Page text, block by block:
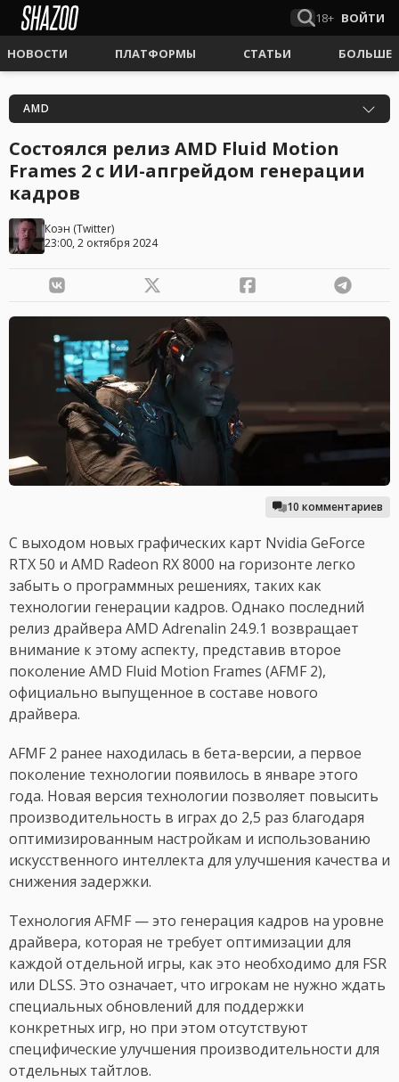
18+ ВОЙТИ
НОВОСТИ ПЛАТФОРМЫ СТАТЬИ БОЛЬШЕ
AMD
Состоялся релиз AMD Fluid Motion
Frames 2 с ИИ-апгрейдом генерации
кадров
Коэн (Twitter)
23:00, 2 октября 2024
10 комментариев
С выходом новых графических карт Nvidia GeForce
RTX 50 и AMD Radeon RX 8000 на горизонте легко
забыть о программных решениях, таких как
технологии генерации кадров. Однако последний
релиз драйвера AMD Adrenalin 24.9.1 возвращает
внимание к этому аспекту, представив второе
поколение AMD Fluid Motion Frames (AFMF 2),
официально выпущенное в составе нового
драйвера.
AFMF 2 ранее находилась в бета-версии, а первое
поколение технологии появилось в январе этого
года. Новая версия технологии позволяет повысить
производительность в играх до 2,5 раз благодаря
оптимизированным настройкам и использованию
искусственного интеллекта для улучшения качества и
снижения задержки.
Технология AFMF — это генерация кадров на уровне
драйвера, которая не требует оптимизации для
каждой отдельной игры, как это необходимо для FSR
или DLSS. Это означает, что игрокам не нужно ждать
специальных обновлений для поддержки
конкретных игр, но при этом отсутствуют
специфические улучшения производительности для
отдельных тайтлов.